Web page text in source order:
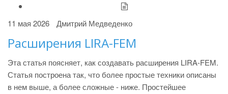
11 мая 2026 Дмитрий Медведенко
Расширения LIRA-FEM
Эта статья поясняет, как создавать расширения LIRA-FEM.
Статья построена так, что более простые техники описаны
в нем выше, а более сложные - ниже. Простейшее